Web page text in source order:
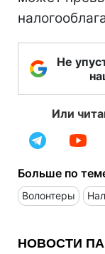
Не
Или
Больше по
Волонтеры